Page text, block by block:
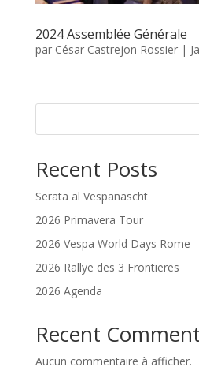
2024 Assemblée Générale
par César Castrejon Rossier|
Recent Posts
Serata al Vespanascht
2026 Primavera Tour
2026 Vespa World Days Rome
2026 Rallye des 3 Frontieres
2026 Agenda
Recent
Aucun commentaire à afficher.